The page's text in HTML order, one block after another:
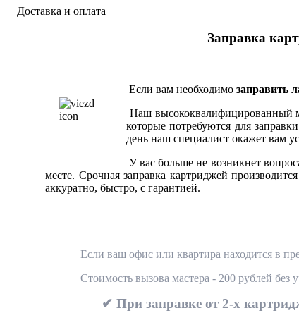
Доставка и оплата
Заправка
Если вам необходимо заправить
Наш высококвалифицированный
которые потребуются для
день наш специалист окажет вам
У вас больше не возникнет
месте. Срочная заправка картриджей
аккуратно, быстро, с гарантией.
Если ваш офис или квартира находится в
Стоимость вызова мастера - 200 рублей без
✔ При заправке от 2-х